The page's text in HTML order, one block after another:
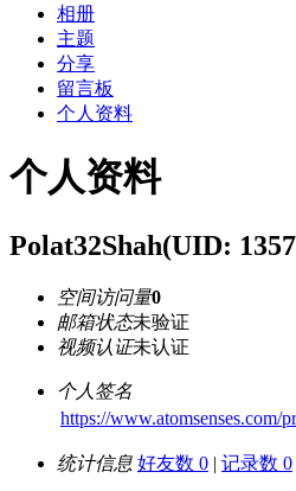
相册
主题
分享
留言板
个人资料
个人资料
Polat32Shah(UID:
空间访问量0
邮箱状态未验证
视频认证未认证
个人签名
https://www.atomsenses.com/
统计信息 好友数 0 | 记录数 0